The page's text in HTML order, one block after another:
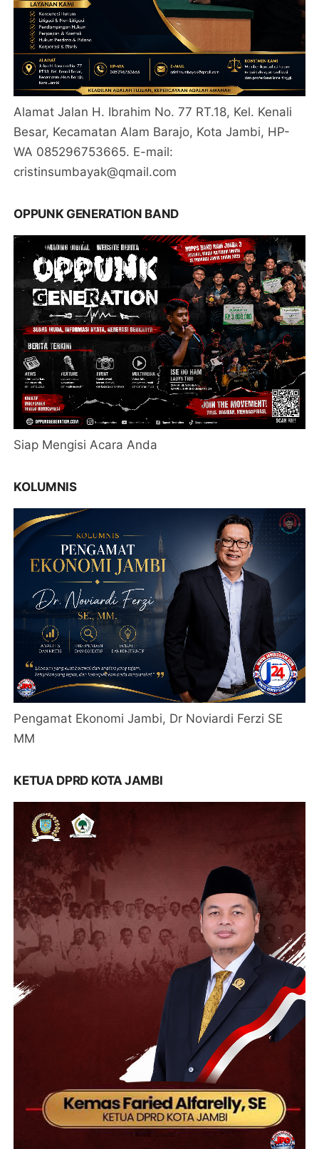
Alamat Jalan H. Ibrahim No. 77 RT.18, Kel. Kenali
Besar, Kecamatan Alam Barajo, Kota Jambi, HP-
WA 085296753665. E-mail:
cristinsumbayak@qmail.com
OPPUNK GENERATION BAND
Siap Mengisi Acara Anda
KOLUMNIS
Pengamat Ekonomi Jambi, Dr Noviardi Ferzi SE
MM
KETUA DPRD KOTA JAMBI